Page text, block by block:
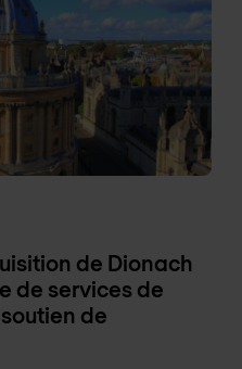
de Dionach
de services de
de